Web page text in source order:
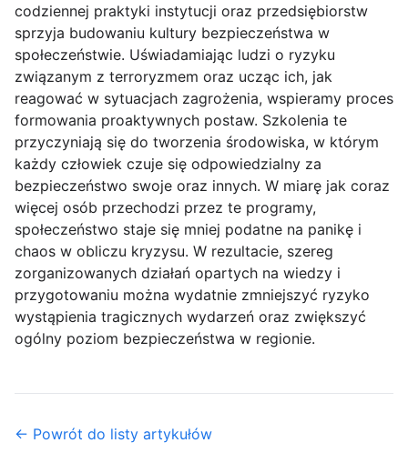
codziennej praktyki instytucji oraz przedsiębiorstw
sprzyja budowaniu kultury bezpieczeństwa w
społeczeństwie. Uświadamiając ludzi o ryzyku
związanym z terroryzmem oraz ucząc ich, jak
reagować w sytuacjach zagrożenia, wspieramy proces
formowania proaktywnych postaw. Szkolenia te
przyczyniają się do tworzenia środowiska, w którym
każdy człowiek czuje się odpowiedzialny za
bezpieczeństwo swoje oraz innych. W miarę jak coraz
więcej osób przechodzi przez te programy,
społeczeństwo staje się mniej podatne na panikę i
chaos w obliczu kryzysu. W rezultacie, szereg
zorganizowanych działań opartych na wiedzy i
przygotowaniu można wydatnie zmniejszyć ryzyko
wystąpienia tragicznych wydarzeń oraz zwiększyć
ogólny poziom bezpieczeństwa w regionie.
← Powrót do listy artykułów